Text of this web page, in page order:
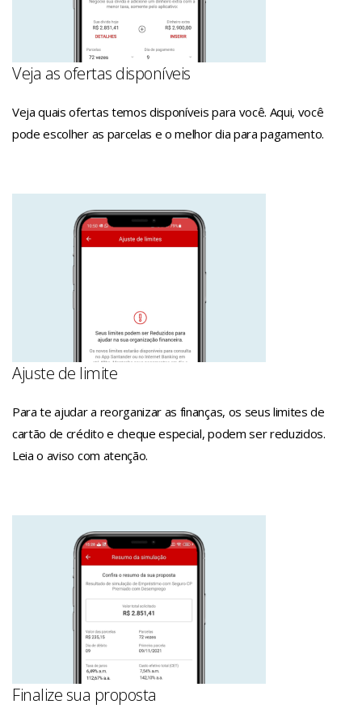
Veja as ofertas disponíveis
Veja quais ofertas temos disponíveis para você. Aqui, você
pode escolher as parcelas e o melhor dia para pagamento.
Ajuste de limite
Para te ajudar a reorganizar as finanças, os seus limites de
cartão de crédito e cheque especial, podem ser reduzidos.
Leia o aviso com atenção.
Finalize sua proposta